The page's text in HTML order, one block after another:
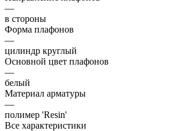
—
в стороны
Форма плафонов
—
цилиндр круглый
Основной цвет плафонов
—
белый
Материал арматуры
—
полимер 'Resin'
Все характеристики